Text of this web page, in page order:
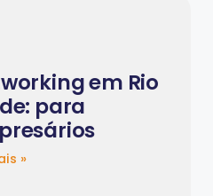
em Rio
para
»